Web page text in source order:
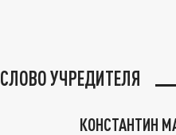
СЛОВО УЧРЕДИТЕЛЯ
КОНСТАНТИН